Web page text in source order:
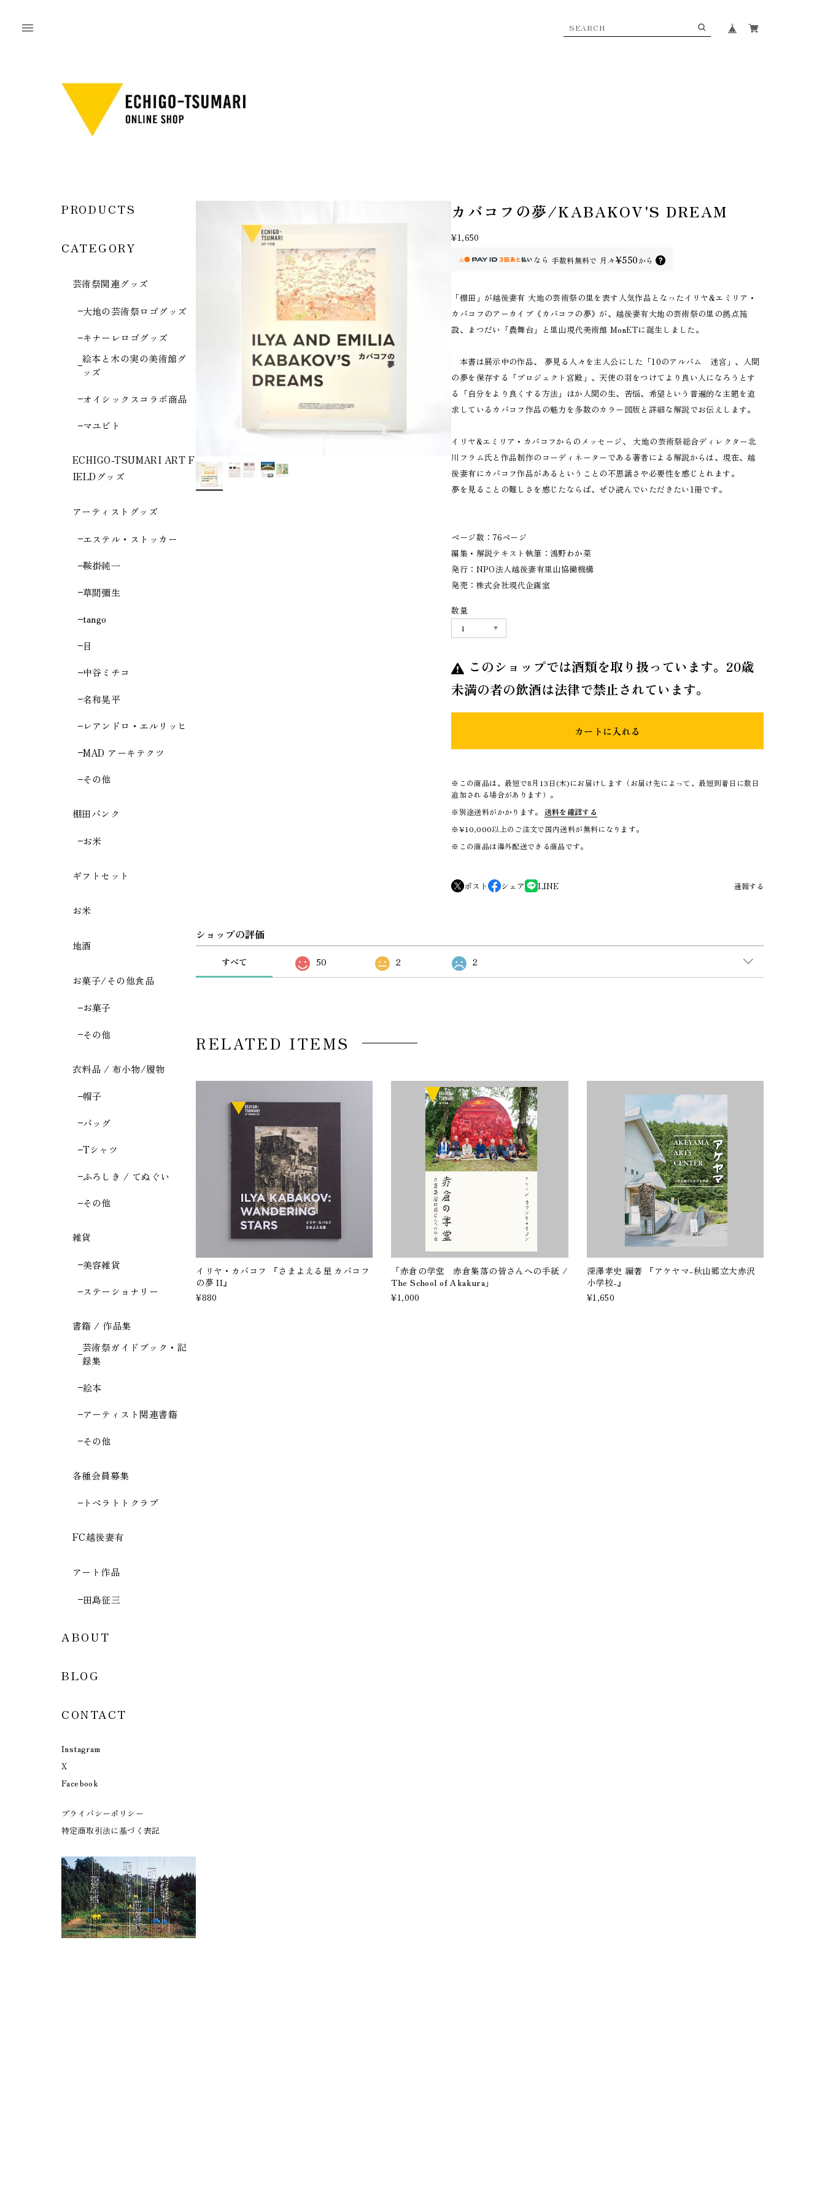
PRODUCTS
CATEGORY
芸術祭関連グッズ
大地の芸術祭ロゴグッズ
キナーレロゴグッズ
絵本と木の実の美術館グ
ッズ
オイシックスコラボ商品
マユビト
ECHIGO-TSUMARI ART F
IELDグッズ
アーティストグッズ
エステル・ストッカー
鞍掛純一
草間彌生
tango
目
中谷ミチコ
名和晃平
レアンドロ・エルリッヒ
MAD アーキテクツ
その他
棚田バンク
お米
ギフトセット
お米
地酒
お菓子/その他食品
お菓子
その他
衣料品 / 布小物/履物
帽子
バッグ
Tシャツ
ふろしき / てぬぐい
その他
雑貨
美容雑貨
ステーショナリー
書籍 / 作品集
芸術祭ガイドブック・記
録集
絵本
アーティスト関連書籍
その他
各種会員募集
トペラトトクラブ
FC越後妻有
アート作品
田島征三
ABOUT
BLOG
CONTACT
Instagram
X
Facebook
プライバシーポリシー
特定商取引法に基づく表記
カバコフの夢/KABAKOV'S DREAM
¥1,650
なら 手数料無料で 月々¥550から
「棚田」が越後妻有 大地の芸術祭の里を表す人気作品となったイリヤ&エミリア・
カバコフのアーカイブ《カバコフの夢》が、越後妻有大地の芸術祭の里の拠点施
設、まつだい「農舞台」と里山現代美術館 MonETに誕生しました。
本書は展示中の作品、 夢見る人々を主人公にした「10のアルバム 迷宮」、人間
の夢を保存する「プロジェクト宮殿」、天使の羽をつけてより良い人になろうとす
る「自分をより良くする方法」ほか人間の生、苦悩、希望という普遍的な主題を追
求しているカバコフ作品の魅力を多数のカラー図版と詳細な解説でお伝えします。
イリヤ&エミリア・カバコフからのメッセージ、 大地の芸術祭総合ディレクター北
川フラム氏と作品制作のコーディネーターである著者による解説からは、現在、越
後妻有にカバコフ作品があるということの不思議さや必要性を感じとれます。
夢を見ることの難しさを感じたならば、ぜひ読んでいただきたい1冊です。
ページ数：76ページ
編集・解説テキスト執筆：鴻野わか菜
発行：NPO法人越後妻有里山協働機構
発売：株式会社現代企画室
数量
このショップでは酒類を取り扱っています。20歳
未満の者の飲酒は法律で禁止されています。
カートに入れる
※この商品は、最短で8月13日(木)にお届けします（お届け先によって、最短到着日に数日
追加される場合があります）。
※別途送料がかかります。
送料を確認する
※¥10,000以上のご注文で国内送料が無料になります。
※この商品は海外配送できる商品です。
ポスト シェア LINE 通報する
ショップの評価
すべて 50 2 2
RELATED ITEMS
イリヤ・カバコフ 『さまよえる星 カバコフ
の夢 II』
¥880
「赤倉の学堂 赤倉集落の皆さんへの手紙 /
The School of Akakura」
¥1,000
深澤孝史 編著 『アケヤマ-秋山郷立大赤沢
小学校-』
¥1,650